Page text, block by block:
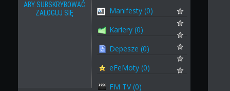
ABY SUBSKRYBOWAĆ
ZALOGUJ SIĘ
Manifesty (0)
Kariery (0)
Depesze (0)
eFeMoty (0)
FM TV (0)